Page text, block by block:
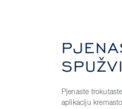
Pjenaste
aplikaciju